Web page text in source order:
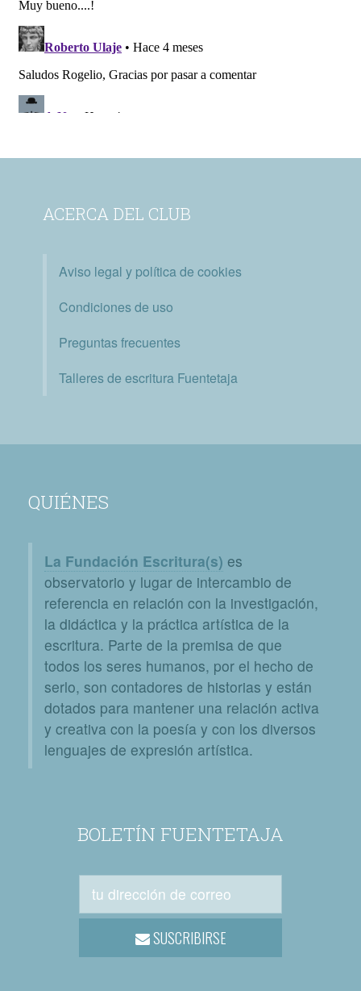
ACERCA DEL CLUB
Aviso legal y política de cookies
Condiciones de uso
Preguntas frecuentes
Talleres de escritura Fuentetaja
QUIÉNES
La Fundación Escritura(s) es
observatorio y lugar de intercambio de
referencia en relación con la investigación,
la didáctica y la práctica artística de la
escritura. Parte de la premisa de que
todos los seres humanos, por el hecho de
serlo, son contadores de historias y están
dotados para mantener una relación activa
y creativa con la poesía y con los diversos
lenguajes de expresión artística.
BOLETÍN FUENTETAJA
SUSCRIBIRSE